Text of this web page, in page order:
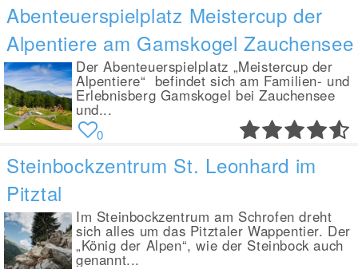
Abenteuerspielplatz Meistercup der
Alpentiere am Gamskogel Zauchensee
Der Abenteuerspielplatz „Meistercup der
Alpentiere“ befindet sich am Familien- und
Erlebnisberg Gamskogel bei Zauchensee
und...
0
Steinbockzentrum St. Leonhard im
Pitztal
Im Steinbockzentrum am Schrofen dreht
sich alles um das Pitztaler Wappentier. Der
„König der Alpen“, wie der Steinbock auch
genannt...